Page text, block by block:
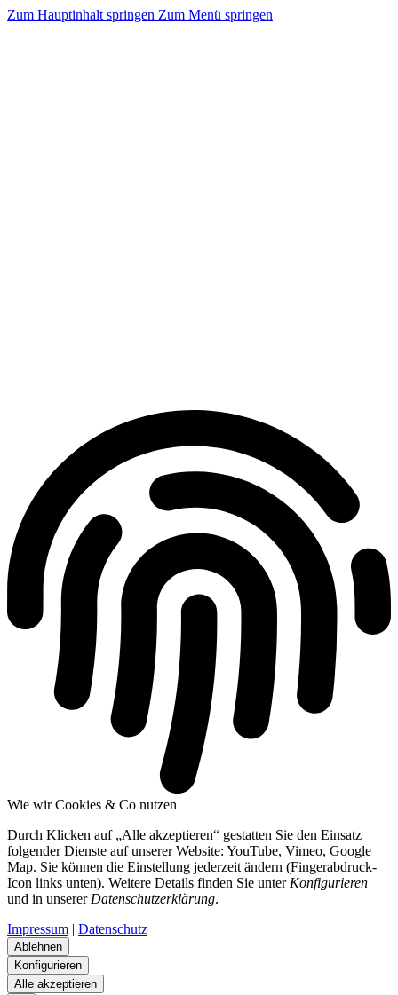
Zum Hauptinhalt springen Zum Menü springen
Wie wir Cookies & Co nutzen
Durch Klicken auf „Alle akzeptieren“ gestatten Sie den Einsatz
folgender Dienste auf unserer Website: YouTube, Vimeo, Google
Map. Sie können die Einstellung jederzeit ändern (Fingerabdruck-
Icon links unten). Weitere Details finden Sie unter Konfigurieren
und in unserer Datenschutzerklärung.
Impressum | Datenschutz
Ablehnen
Konfigurieren
Alle akzeptieren